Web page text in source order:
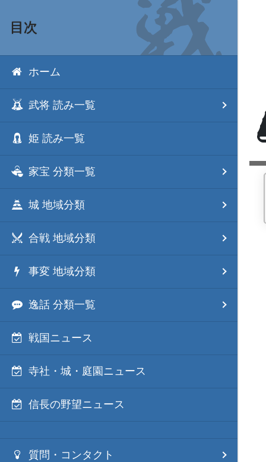
目次
ホーム
武将 読み一覧
姫 読み一覧
家宝 分類一覧
城 地域分類
合戦 地域分類
事変 地域分類
逸話 分類一覧
戦国ニュース
寺社・城・庭園ニュース
信長の野望ニュース
質問・コンタクト